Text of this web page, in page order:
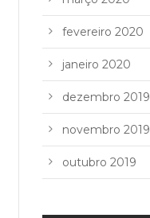
fevereiro 2020
janeiro 2020
dezembro 2019
novembro 2019
outubro 2019